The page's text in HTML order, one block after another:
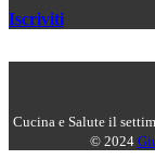
Iscriviti
Cucina e Salute il
© 2024